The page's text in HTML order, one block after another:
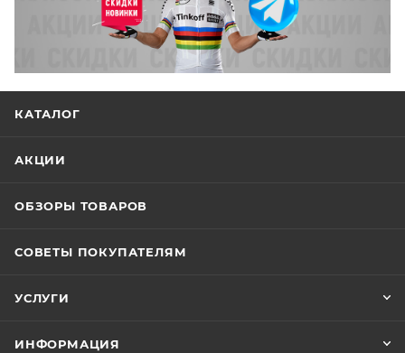
КАТАЛОГ
АКЦИИ
ОБЗОРЫ ТОВАРОВ
СОВЕТЫ ПОКУПАТЕЛЯМ
УСЛУГИ
ИНФОРМАЦИЯ